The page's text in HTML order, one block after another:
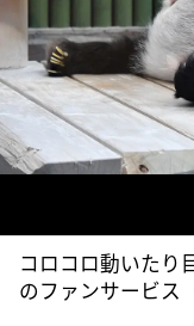
コロコロ動いたり
のファンサービス